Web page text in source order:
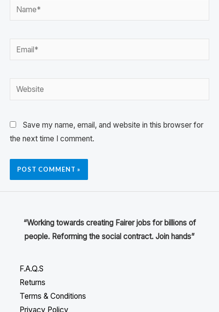
Save my name, email, and website in this browser for
the next time I comment.
“Working towards creating Fairer jobs for billions of
people. Reforming the social contract. Join hands”
F.A.Q.S
Returns
Terms & Conditions
Privacy Policy